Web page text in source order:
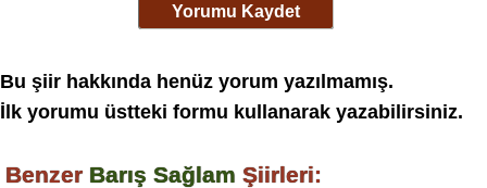
Yorumu Kaydet
Bu şiir hakkında henüz yorum yazılmamış.
İlk yorumu üstteki formu kullanarak yazabilirsiniz.
Benzer Barış Sağlam Şiirleri: